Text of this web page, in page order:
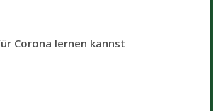
Corona lernen kannst